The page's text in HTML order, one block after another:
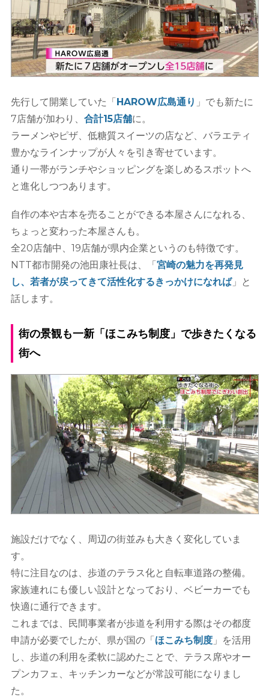
先行して開業していた「HAROW広島通り 」でも新たに
7店舗が加わり、 合計15店舗に。
ラーメンやピザ、低糖質スイーツの店など、バラエティ
豊かなラインナップが人々を引き寄せています。
通り一帯がランチやショッピングを楽しめるスポットへ
と進化しつつあります。
自作の本や古本を売ることができる本屋さんになれる、
ちょっと変わった本屋さんも。
全20店舗中、19店舗が県内企業というのも特徴です。
NTT都市開発の池田康社長は、「 宮崎の魅力を再発見
し、若者が戻ってきて活性化するきっかけになれば」と
話します。
街の景観も一新「ほこみち制度」で歩きたくなる
街へ
施設だけでなく、周辺の街並みも大きく変化していま
す。
特に注目なのは、歩道のテラス化と自転車道路の整備。
家族連れにも優しい設計となっており、ベビーカーでも
快適に通行できます。
これまでは、民間事業者が歩道を利用する際はその都度
申請が必要でしたが、県が国の「ほこみち制度」を活用
し、歩道の利用を柔軟に認めたことで、テラス席やオー
プンカフェ、キッチンカーなどが常設可能になりまし
た。